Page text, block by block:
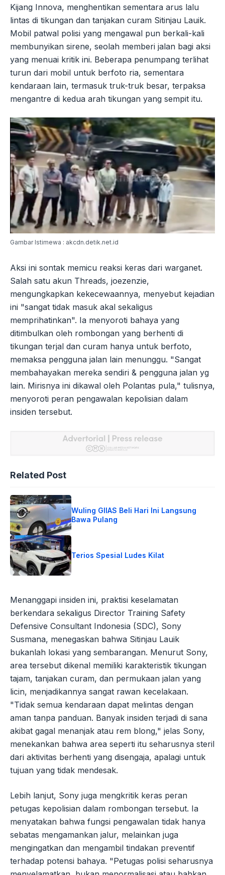
Kijang Innova, menghentikan sementara arus lalu
lintas di tikungan dan tanjakan curam Sitinjau Lauik.
Mobil patwal polisi yang mengawal pun berkali-kali
membunyikan sirene, seolah memberi jalan bagi aksi
yang menuai kritik ini. Beberapa penumpang terlihat
turun dari mobil untuk berfoto ria, sementara
kendaraan lain, termasuk truk-truk besar, terpaksa
mengantre di kedua arah tikungan yang sempit itu.
Gambar Istimewa : akcdn.detik.net.id
Aksi ini sontak memicu reaksi keras dari warganet.
Salah satu akun Threads, joezenzie,
mengungkapkan kekecewaannya, menyebut kejadian
ini "sangat tidak masuk akal sekaligus
memprihatinkan". Ia menyoroti bahaya yang
ditimbulkan oleh rombongan yang berhenti di
tikungan terjal dan curam hanya untuk berfoto,
memaksa pengguna jalan lain menunggu. "Sangat
membahayakan mereka sendiri & pengguna jalan yg
lain. Mirisnya ini dikawal oleh Polantas pula," tulisnya,
menyoroti peran pengawalan kepolisian dalam
insiden tersebut.
Related Post
Wuling GIIAS Beli Hari Ini Langsung
Bawa Pulang
Terios Spesial Ludes Kilat
Menanggapi insiden ini, praktisi keselamatan
berkendara sekaligus Director Training Safety
Defensive Consultant Indonesia (SDC), Sony
Susmana, menegaskan bahwa Sitinjau Lauik
bukanlah lokasi yang sembarangan. Menurut Sony,
area tersebut dikenal memiliki karakteristik tikungan
tajam, tanjakan curam, dan permukaan jalan yang
licin, menjadikannya sangat rawan kecelakaan.
"Tidak semua kendaraan dapat melintas dengan
aman tanpa panduan. Banyak insiden terjadi di sana
akibat gagal menanjak atau rem blong," jelas Sony,
menekankan bahwa area seperti itu seharusnya steril
dari aktivitas berhenti yang disengaja, apalagi untuk
tujuan yang tidak mendesak.
Lebih lanjut, Sony juga mengkritik keras peran
petugas kepolisian dalam rombongan tersebut. Ia
menyatakan bahwa fungsi pengawalan tidak hanya
sebatas mengamankan jalur, melainkan juga
mengingatkan dan mengambil tindakan preventif
terhadap potensi bahaya. "Petugas polisi seharusnya